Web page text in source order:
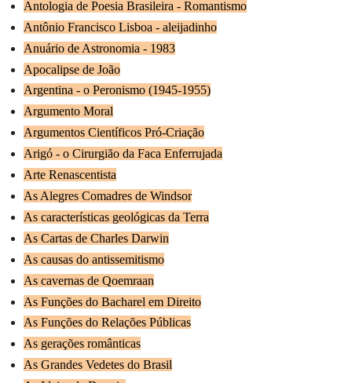
Antologia de Poesia Brasileira - Romantismo
Antônio Francisco Lisboa - aleijadinho
Anuário de Astronomia - 1983
Apocalipse de João
Argentina - o Peronismo (1945-1955)
Argumento Moral
Argumentos Científicos Pró-Criação
Arigó - o Cirurgião da Faca Enferrujada
Arte Renascentista
As Alegres Comadres de Windsor
As características geológicas da Terra
As Cartas de Charles Darwin
As causas do antissemitismo
As cavernas de Qoemraan
As Funções do Bacharel em Direito
As Funções do Relações Públicas
As gerações românticas
As Grandes Vedetes do Brasil